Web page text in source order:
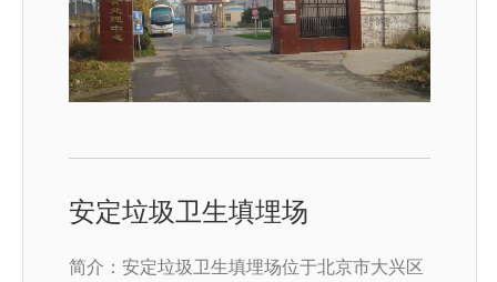
安定垃圾卫生填埋场
简介：安定垃圾卫生填埋场位于北京市大兴区